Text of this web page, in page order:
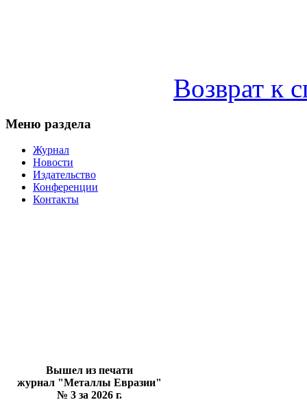
Возврат к
Меню раздела
Журнал
Новости
Издательство
Конференции
Контакты
Вышел из печати
журнал "Металлы Евразии"
№ 3 за 2026 г.